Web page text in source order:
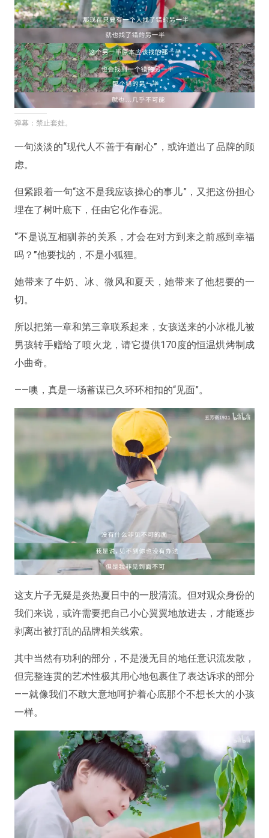
弹幕：禁止套娃。
一句淡淡的“现代人不善于有耐心” ，或许道出了品牌的顾
虑。
但紧跟着一句“这不是我应该操心的事儿”，又把这份担心
埋在了树叶底下，任由它化作春泥。
“不是说互相驯养的关系，才会在对方到来之前感到幸福
吗？”他要找的，不是小狐狸。
她带来了牛奶、冰、微风和夏天，她带来了他想要的一
切。
所以把第一章和第三章联系起来，女孩送来的小冰棍儿被
男孩转手赠给了喷火龙，请它提供170度的恒温烘烤制成
小曲奇。
——噢，真是一场蓄谋已久环环相扣的“见面”。
这支片子无疑是炎热夏日中的一股清流。但对观众身份的
我们来说，或许需要把自己小心翼翼地放进去，才能逐步
剥离出被打乱的品牌相关线索。
其中当然有功利的部分，不是漫无目的地任意识流发散，
但完整连贯的艺术性极其用心地包裹住了表达诉求的部分
——就像我们不敢大意地呵护着心底那个不想长大的小孩
一样。